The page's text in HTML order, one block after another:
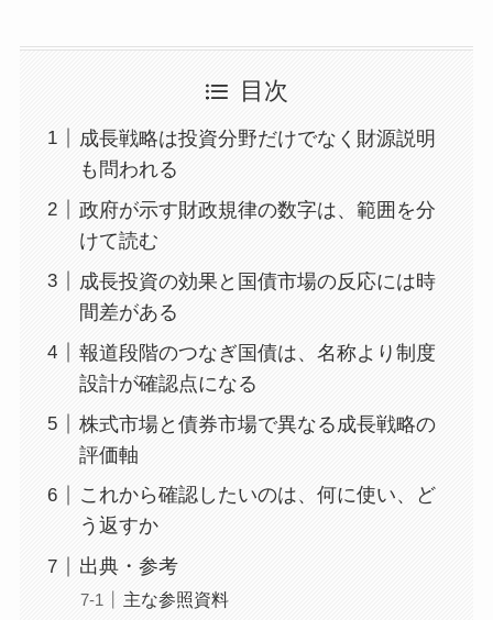
目次
成長戦略は投資分野だけでなく財源説明
も問われる
政府が示す財政規律の数字は、範囲を分
けて読む
成長投資の効果と国債市場の反応には時
間差がある
報道段階のつなぎ国債は、名称より制度
設計が確認点になる
株式市場と債券市場で異なる成長戦略の
評価軸
これから確認したいのは、何に使い、ど
う返すか
出典・参考
主な参照資料